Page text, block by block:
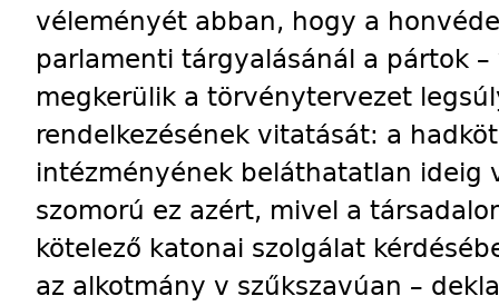
véleményét abban, hogy a
parlamenti tárgyalásánál a pártok
megkerülik a törvénytervezet
rendelkezésének vitatását: a
intézményének beláthatatlan ideig
szomorú ez azért, mivel a
kötelező katonai szolgálat
az alkotmány v szűkszavúan –